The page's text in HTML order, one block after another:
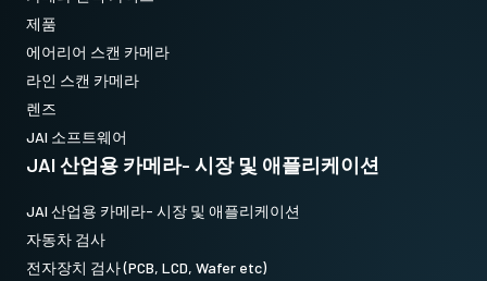
제품
에어리어 스캔 카메라
라인 스캔 카메라
렌즈
JAI 소프트웨어
JAI 산업용 카메라- 시장 및 애플리케이션
JAI 산업용 카메라- 시장 및 애플리케이션
자동차 검사
전자장치 검사 (PCB, LCD, Wafer etc)